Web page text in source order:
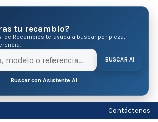
tu recambio?
de Recambios te ayuda a buscar por pieza,
BUSCAR AI
Buscar con Asistente AI
Contáctenos